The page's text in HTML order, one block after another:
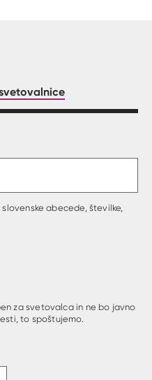
abecede, številke,
za svetovalca in ne bo javno
to spoštujemo.